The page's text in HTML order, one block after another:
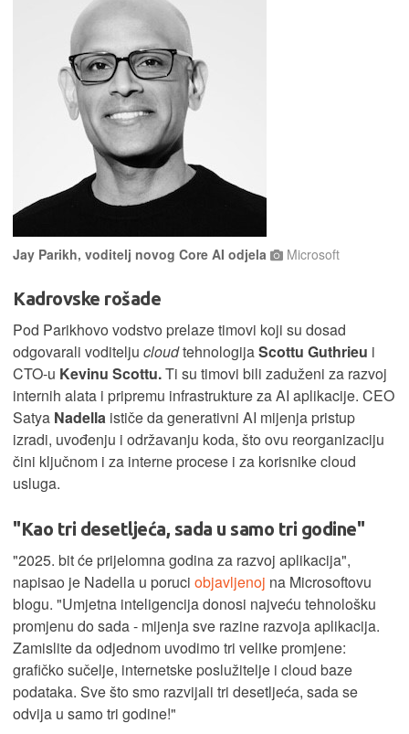
Jay Parikh, voditelj novog Core AI odjela Microsoft
Kadrovske rošade
Pod Parikhovo vodstvo prelaze timovi koji su dosad
odgovarali voditelju cloudtehnologijaScottu Guthrieu i
CTO-u Kevinu Scottu.Ti su timovi bili zaduženi za razvoj
internih alata i pripremu infrastrukture za AI aplikacije. CEO
Satya Nadella ističe da generativni AI mijenja pristup
izradi, uvođenju i održavanju koda, što ovu reorganizaciju
čini ključnom i za interne procese i za korisnike cloud
usluga.
"Kao tri desetljeća, sada u samo tri godine"
"2025. bit će prijelomna godina za razvoj aplikacija",
napisao je Nadella u poruci objavljenoj na Microsoftovu
blogu. "Umjetna inteligencija donosi najveću tehnološku
promjenu do sada - mijenja sve razine razvoja aplikacija.
Zamislite da odjednom uvodimo tri velike promjene:
grafičko sučelje, internetske poslužitelje i cloud baze
podataka. Sve što smo razvijali tri desetljeća, sada se
odvija u samo tri godine!"